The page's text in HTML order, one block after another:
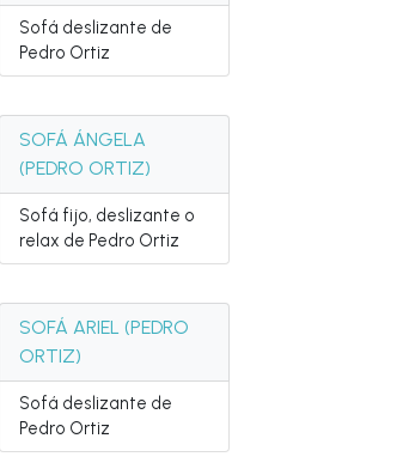
Sofá deslizante de
Pedro Ortiz
SOFÁ ÁNGELA
(PEDRO ORTIZ)
Sofá fijo, deslizante o
relax de Pedro Ortiz
SOFÁ ARIEL (PEDRO
ORTIZ)
Sofá deslizante de
Pedro Ortiz